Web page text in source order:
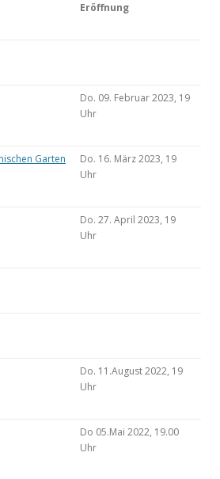
Eröffnung
Do. 09. Februar 2023, 19
Uhr
Garten
Do. 16. März 2023, 19
Uhr
Do. 27. April 2023, 19
Uhr
Do. 11.August 2022, 19
Uhr
Do 05.Mai 2022, 19.00
Uhr